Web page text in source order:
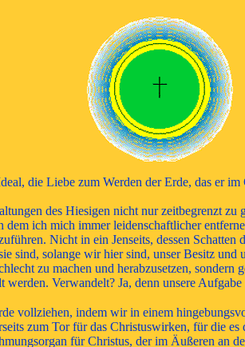
die Liebe zum Werden der Erde, das er
des Hiesigen nicht nur zeitbegrenzt
ich mich immer leidenschaftlicher
Nicht in ein Jenseits, dessen
sind, solange wir hier sind, unser Besitz
zu machen und herabzusetzen,
werden. Verwandelt? Ja, denn unsere
vollziehen, indem wir in einem
zum Tor für das Christuswirken, für die
für Christus, der im Äußeren